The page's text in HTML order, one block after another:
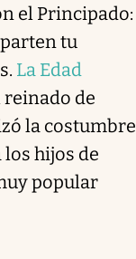
el Principado:
tu
La Edad
reinado de
la costumbre
hijos de
popular